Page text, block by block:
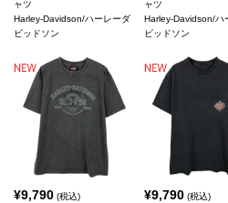
ャツ
Harley-Davidson/ハーレーダ
ビッドソン
ャツ
Harley-Davidson/ハ
ビッドソン
¥9,790 (税込) ¥9,790(税込)